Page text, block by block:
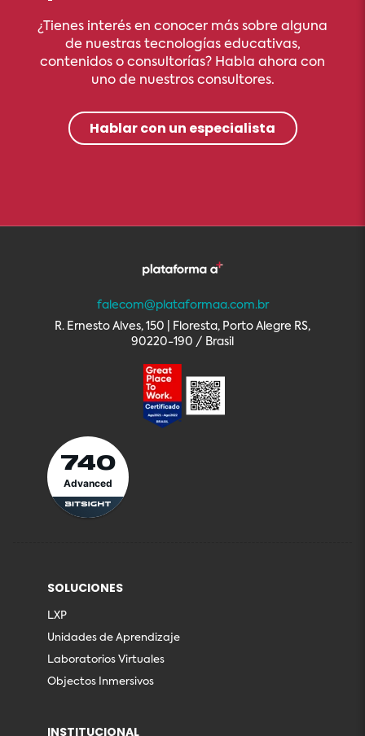
¿Tienes interés en conocer más sobre alguna
de nuestras tecnologías educativas,
contenidos o consultorías? Habla ahora con
uno de nuestros consultores.
Hablar con un especialista
falecom@plataformaa.com.br
R. Ernesto Alves, 150 | Floresta, Porto Alegre RS,
90220-190 / Brasil
740
Advanced
SOLUCIONES
LXP
Unidades de Aprendizaje
Laboratorios Virtuales
Objectos Inmersivos
INSTITUCIONAL